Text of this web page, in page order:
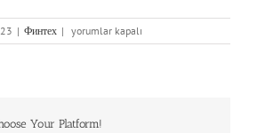
| Финтех | Бизнес,
Ориентированный
Компаниями,
yorumlar kapalı
Your Platform!